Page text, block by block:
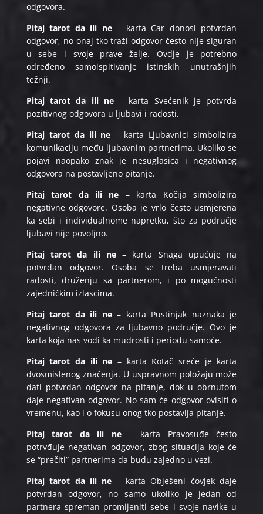
odgovora.
Pitaj tarot da ili ne– karta Car donosi potvrdan
odgovor, no onaj tko traži odgovor često nije siguran
u sebe i svoje prave želje. Ovdje je potrebno
određeno samoispitivanje istinskih unutrašnjih
težnji.
Pitaj tarot da ili ne– karta Svećenik je potvrda
pozitivnog odgovora u ljubavi i radosti.
Pitaj tarot da ili ne – karta Ljubavnici simbolizira
komunikaciju među ljubavnim partnerima. Ukoliko se
pojavi naopako znak je nesuglasica i negativnog
odgovora na postavljeno pitanje.
Pitaj tarot da ili ne – karta Kočija simbolizira
negativne odgovore. Osoba je vrlo često usmjerena
ka sebi i individualnome napretku, što za područje
ljubavi nije povoljno.
Pitaj tarot da ili ne– karta Snaga upućuje na
potvrdan odgovor. Osoba se treba usmjeravati
radosti, druženju sa partnerom, i po mogućnosti
zajedničkim izlascima.
Pitaj tarot da ili ne– karta Pustinjak naznaka je
negativnog odgovora za ljubavno područje. Ovo je
karta koja nas vodi ka mudrosti i periodu samoće.
Pitaj tarot da ili ne – karta Kotač sreće je karta
dvosmislenog značenja. U uspravnom položaju može
dati potvrdan odgovor na pitanje, dok u obrnutom
daje negativan odgovor. No sam će odgovor ovisiti o
vremenu, kao i o fokusu onog tko postavlja pitanje.
Pitaj tarot da ili ne – karta Pravosuđe često
potrvđuje negativan odgovor, zbog situacija koje će
se “prečiti” partnerima da budu zajedno u vezi.
Pitaj tarot da ili ne – karta Obješeni čovjek daje
potvrdan odgovor, no samo ukoliko je jedan od
partnera spreman promijeniti sebe i svoje navike u